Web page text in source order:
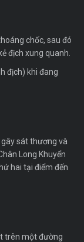
chốc, sau đó
địch xung quanh.
địch) khi đang
sát thương và
Long Khuyển
hai tại điểm đến
trên một đường